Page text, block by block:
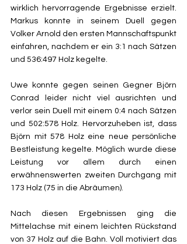
wirklich hervorragende Ergebnisse erzielt.
Markus konnte in seinem Duell gegen
Volker Arnold den ersten Mannschaftspunkt
einfahren, nachdem er ein 3:1 nach Sätzen
und 536:497 Holz kegelte.
Uwe konnte gegen seinen Gegner Björn
Conrad leider nicht viel ausrichten und
verlor sein Duell mit einem 0:4 nach Sätzen
und 502:578 Holz. Hervorzuheben ist, dass
Björn mit 578 Holz eine neue persönliche
Bestleistung kegelte. Möglich wurde diese
Leistung vor allem durch einen
erwähnenswerten zweiten Durchgang mit
173 Holz (75 in die Abräumen).
Nach diesen Ergebnissen ging die
Mittelachse mit einem leichten Rückstand
von 37 Holz auf die Bahn. Voll motiviert das